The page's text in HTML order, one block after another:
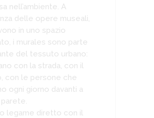
nell’ambiente. A
delle opere museali,
in uno spazio
i murales sono parte
del tessuto urbano:
con la strada, con il
con le persone che
ogni giorno davanti a
legame diretto con il